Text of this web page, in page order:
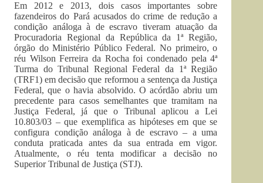
Em 2012 e 2013, dois casos importantes sobre
fazendeiros do Pará acusados do crime de redução a
condição análoga à de escravo tiveram atuação da
Procuradoria Regional da República da 1ª Região,
órgão do Ministério Público Federal. No primeiro, o
réu Wilson Ferreira da Rocha foi condenado pela 4ª
Turma do Tribunal Regional Federal da 1ª Região
(TRF1) em decisão que reformou a sentença da Justiça
Federal, que o havia absolvido. O acórdão abriu um
precedente para casos semelhantes que tramitam na
Justiça Federal, já que o Tribunal aplicou a Lei
10.803/03 – que exemplifica as hipóteses em que se
configura condição análoga à de escravo – a uma
conduta praticada antes da sua entrada em vigor.
Atualmente, o réu tenta modificar a decisão no
Superior Tribunal de Justiça (STJ).